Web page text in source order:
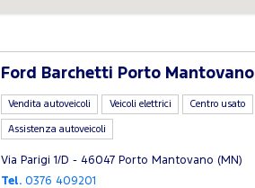
Ford Barchetti Porto Mantovano
Vendita autoveicoli Veicoli elettrici Centro usato
Assistenza autoveicoli
Via Parigi 1/D - 46047 Porto Mantovano (MN)
Tel.0376 409201